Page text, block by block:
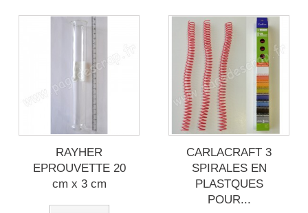
RAYHER
EPROUVETTE 20
cm x 3 cm
CARLACRAFT 3
SPIRALES EN
PLASTQUES
POUR...